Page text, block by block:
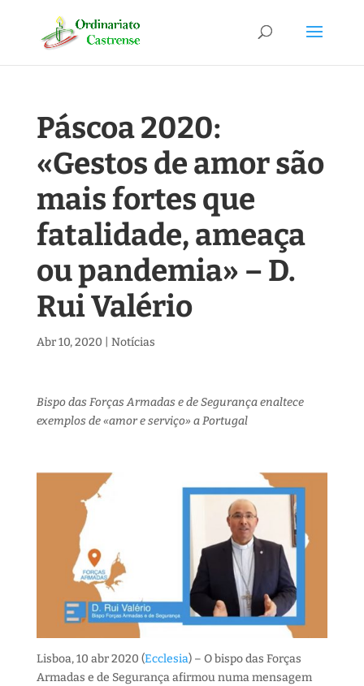
Páscoa 2020:
«Gestos de amor são
mais fortes que
fatalidade, ameaça
ou pandemia» – D.
Rui Valério
Abr 10, 2020 Notícias
Bispo das Forças Armadas e de Segurança enaltece
exemplos de «amor e serviço» a Portugal
Lisboa, 10 abr 2020 (Ecclesia) – O bispo das Forças
Armadas e de Segurança afirmou numa mensagem